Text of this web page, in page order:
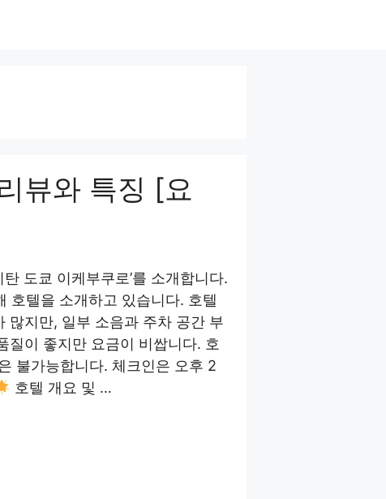
뷰와 특징 [요
도쿄 이케부쿠로’를 소개합니다.
호텔을 소개하고 있습니다. 호텔
많지만, 일부 소음과 주차 공간 부
질이 좋지만 요금이 비쌉니다. 호
불가능합니다. 체크인은 오후 2
호텔 개요 및 …